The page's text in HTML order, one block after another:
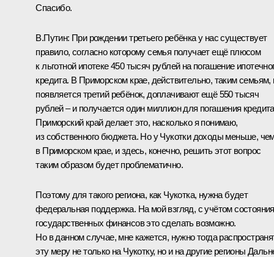
Спасибо.
В.Путин: При рождении третьего ребёнка у нас существует
правило, согласно которому семья получает ещё плюсом
к льготной ипотеке 450 тысяч рублей на погашение
кредита. В Приморском крае, действительно, таким семьям,
появляется третий ребёнок, доплачивают ещё 550 тысяч
рублей – и получается один миллион для погашения
Приморский край делает это, насколько я понимаю,
из собственного бюджета. Но у Чукотки доходы меньше,
в Приморском крае, и здесь, конечно, решить этот вопрос
таким образом будет проблематично.
Поэтому для такого региона, как Чукотка, нужна будет
федеральная поддержка. На мой взгляд, с учётом состояния
государственных финансов это сделать возможно.
Но в данном случае, мне кажется, нужно тогда
эту меру не только на Чукотку, но и на другие регионы